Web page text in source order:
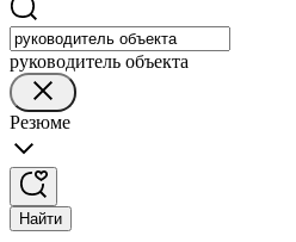
руководитель объекта
Резюме
Найти